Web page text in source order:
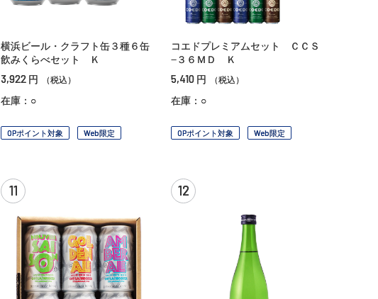
横浜ビール・クラフト缶３種６缶
飲みくらべセット Ｋ
3,922 円 （税込）
在庫：○
OPポイント対象 Web限定
コエドプレミアムセット ＣＣＳ
−３６ＭＤ Ｋ
5,410 円 （税込）
在庫：○
OPポイント対象 Web限定
11 12